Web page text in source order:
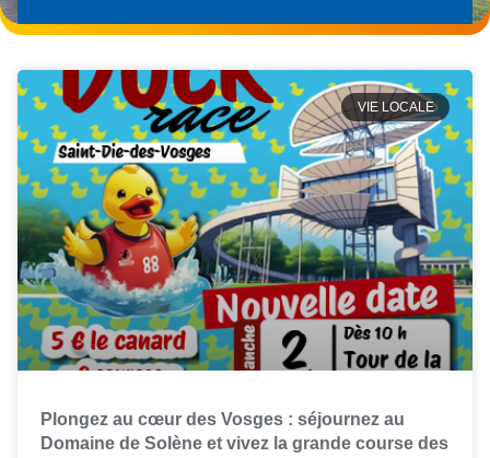
VIE LOCALE
Plongez au cœur des Vosges : séjournez au
Domaine de Solène et vivez la grande course des